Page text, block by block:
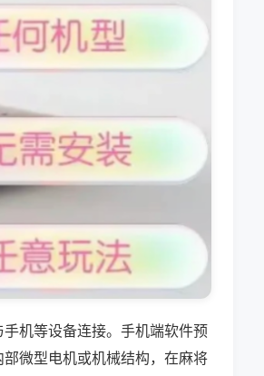
机等设备连接。手机端软件预
微型电机或机械结构，在麻将